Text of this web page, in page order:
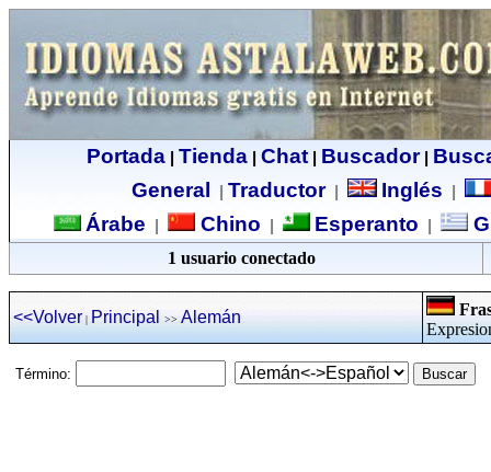
Portada| Tienda| Chat| Buscador|
General
Traductor| Inglés
Árabe Chino Esperanto
1 usuario conectado
<<Volver | Principal >> Alemán
Término: